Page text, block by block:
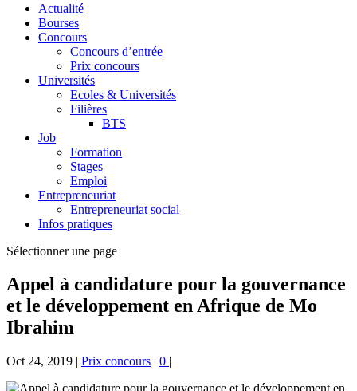
Actualité
Bourses
Concours
Concours d’entrée
Prix concours
Universités
Ecoles & Universités
Filières
BTS
Job
Formation
Stages
Emploi
Entrepreneuriat
Entrepreneuriat social
Infos pratiques
Sélectionner une page
Appel à candidature pour la gouvernance
et le développement en Afrique de Mo
Ibrahim
Oct 24, 2019 | Prix concours | 0 |